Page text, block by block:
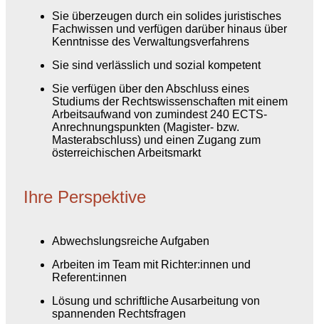
Sie überzeugen durch ein solides juristisches
Fachwissen und verfügen darüber hinaus über
Kenntnisse des Verwaltungsverfahrens
Sie sind verlässlich und sozial kompetent
Sie verfügen über den Abschluss eines
Studiums der Rechtswissenschaften mit einem
Arbeitsaufwand von zumindest 240 ECTS-
Anrechnungspunkten (Magister- bzw.
Masterabschluss) und einen Zugang zum
österreichischen Arbeitsmarkt
Ihre Perspektive
Abwechslungsreiche Aufgaben
Arbeiten im Team mit Richter:innen und
Referent:innen
Lösung und schriftliche Ausarbeitung von
spannenden Rechtsfragen